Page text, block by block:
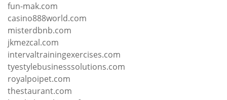
fun-mak.com
casino888world.com
misterdbnb.com
jkmezcal.com
intervaltrainingexercises.com
tyestylebusinesssolutions.com
royalpoipet.com
thestaurant.com